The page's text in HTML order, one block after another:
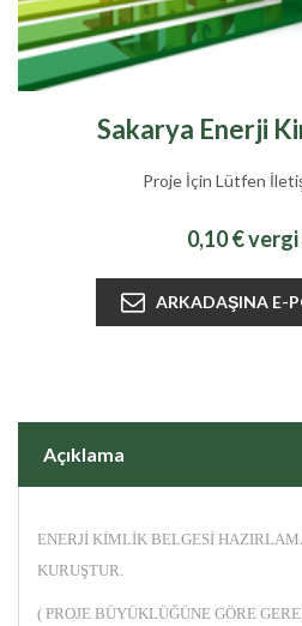
Sakarya Enerji
Proje İçin Lütfen
0,10 €
Açıklama
ENERJİ KİMLİK BELGESİ
KURUŞTUR.
( PROJE BÜYÜKLÜĞÜNE GÖRE